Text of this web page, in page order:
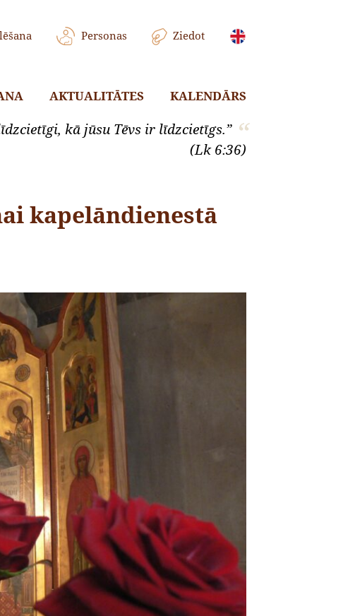
Personas Ziedot
AKTUALITĀTES KALENDĀRS
kā jūsu Tēvs ir līdzcietīgs.”
(Lk 6:36)
kapelāndienestā